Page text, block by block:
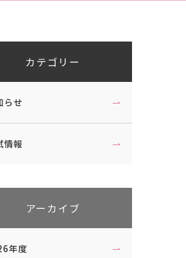
び修学上の配慮を希望す
いて
措置について
カテゴリー
らせ
情報
アーカイブ
年度